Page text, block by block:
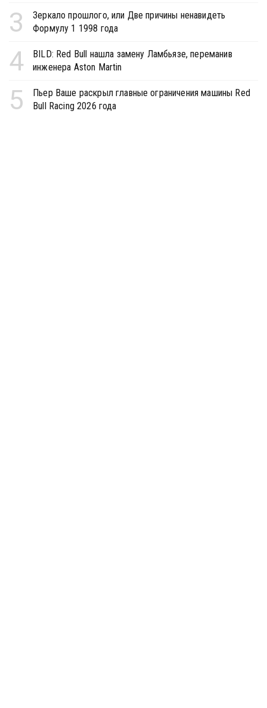
3
Зеркало прошлого, или Две причины ненавидеть
Формулу 1 1998 года
4
BILD: Red Bull нашла замену Ламбьязе, переманив
инженера Aston Martin
5
Пьер Ваше раскрыл главные ограничения машины Red
Bull Racing 2026 года